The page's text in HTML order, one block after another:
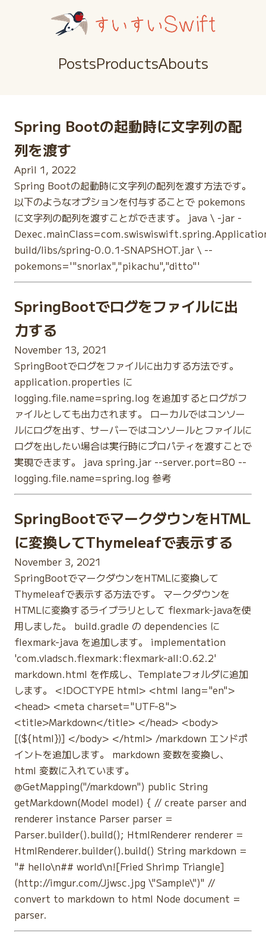
PostsProductsAbouts
Spring Bootの起動時に文字列の配
列を渡す
April 1, 2022
Spring Bootの起動時に文字列の配列を渡す方法です。
以下のようなオプションを付与することで pokemons
に文字列の配列を渡すことができます。 java \ -jar -
build/libs/spring-0.0.1-SNAPSHOT.jar \ --
pokemons='"snorlax","pikachu","ditto"'
SpringBootでログをファイルに出
力する
November 13, 2021
SpringBootでログをファイルに出力する方法です。
application.properties に
logging.file.name=spring.log を追加するとログがフ
ァイルとしても出力されます。 ローカルではコンソー
ルにログを出す、サーバーではコンソールとファイルに
ログを出したい場合は実行時にプロパティを渡すことで
実現できます。 java spring.jar --server.port=80 --
logging.file.name=spring.log 参考
SpringBootでマークダウンをHTML
に変換してThymeleafで表示する
November 3, 2021
SpringBootでマークダウンをHTMLに変換して
Thymeleafで表示する方法です。 マークダウンを
HTMLに変換するライブラリとして flexmark-javaを使
用しました。 build.gradle の dependencies に
flexmark-java を追加します。 implementation
'com.vladsch.flexmark:flexmark-all:0.62.2'
markdown.html を作成し、Templateフォルダに追加
します。 <!DOCTYPE html> <html lang="en">
<head> <meta charset="UTF-8">
<title>Markdown</title> </head> <body>
[(${html})] </body> </html> /markdown エンドポ
イントを追加します。 markdown 変数を変換し、
html 変数に入れています。
@GetMapping("/markdown") public String
getMarkdown(Model model) { // create parser and
renderer instance Parser parser =
Parser.builder().build(); HtmlRenderer renderer =
HtmlRenderer.builder().build() String markdown =
"# hello\n## world\n![Fried Shrimp Triangle]
(http://imgur.com/Jjwsc.jpg \"Sample\")" //
convert to markdown to html Node document =
parser.